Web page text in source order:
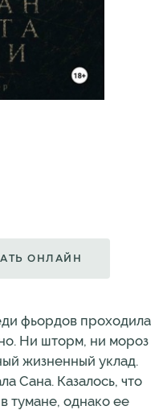
ОНЛАЙН
фьордов проходила
Ни шторм, ни мороз
жизненный уклад.
Сана. Казалось, что
тумане, однако ее